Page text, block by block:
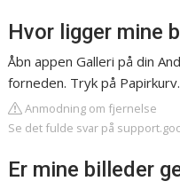
Hvor ligger mine
Åbn appen Galleri på din
forneden. Tryk på
Anmodning om fjernelse
Se det fulde svar på
Er mine billeder